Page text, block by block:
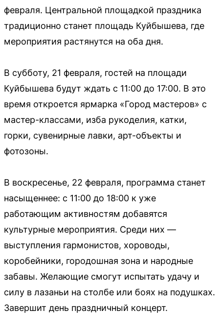
февраля. Центральной площадкой праздника
традиционно станет площадь Куйбышева, где
мероприятия растянутся на оба дня.
В субботу, 21 февраля, гостей на площади
Куйбышева будут ждать с 11:00 до 17:00. В это
время откроется ярмарка «Город мастеров» с
мастер-классами, изба рукоделия, катки,
горки, сувенирные лавки, арт-объекты и
фотозоны.
В воскресенье, 22 февраля, программа станет
насыщеннее: с 11:00 до 18:00 к уже
работающим активностям добавятся
культурные мероприятия. Среди них —
выступления гармонистов, хороводы,
коробейники, городошная зона и народные
забавы. Желающие смогут испытать удачу и
силу в лазаньи на столбе или боях на подушках.
Завершит день праздничный концерт.